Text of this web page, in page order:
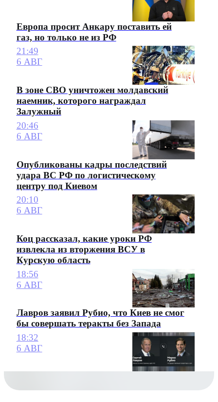
Европа просит Анкару поставить ей
газ, но только не из РФ
21:49
6 АВГ
В зоне СВО уничтожен молдавский
наемник, которого награждал
Залужный
20:46
6 АВГ
Опубликованы кадры последствий
удара ВС РФ по логистическому
центру под Киевом
20:10
6 АВГ
Коц рассказал, какие уроки РФ
извлекла из вторжения ВСУ в
Курскую область
18:56
6 АВГ
Лавров заявил Рубио, что Киев не смог
бы совершать теракты без Запада
18:32
6 АВГ